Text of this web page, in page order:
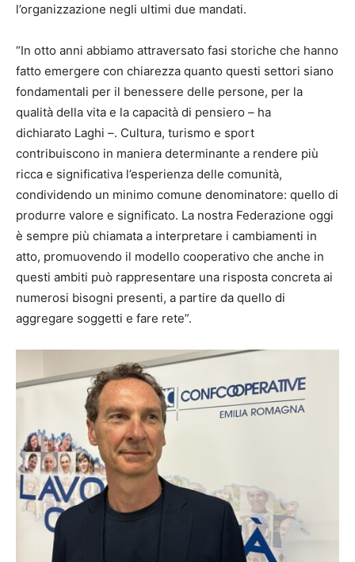
l’organizzazione negli ultimi due mandati.
“In otto anni abbiamo attraversato fasi storiche che hanno
fatto emergere con chiarezza quanto questi settori siano
fondamentali per il benessere delle persone, per la
qualità della vita e la capacità di pensiero – ha
dichiarato Laghi –. Cultura, turismo e sport
contribuiscono in maniera determinante a rendere più
ricca e significativa l’esperienza delle comunità,
condividendo un minimo comune denominatore: quello di
produrre valore e significato. La nostra Federazione oggi
è sempre più chiamata a interpretare i cambiamenti in
atto, promuovendo il modello cooperativo che anche in
questi ambiti può rappresentare una risposta concreta ai
numerosi bisogni presenti, a partire da quello di
aggregare soggetti e fare rete”.